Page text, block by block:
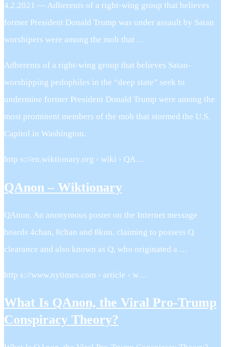
4.2.2021 — Adherents of a right-wing group that believes
former President Donald Trump was under assault by Satan
worshipers were among the mob that …
Adherents of a right-wing group that believes Satan-
worshipping pedophiles in the “deep state” seek to
undermine former President Donald Trump were among the
most prominent members of the mob that stormed the U.S.
Capitol in Washington.
http s://en.wiktionary.org › wiki › QA…
QAnon – Wiktionary
QAnon. An anonymous poster on the Internet message
boards 4chan, 8chan and 8kun, claiming to possess Q
clearance and also known as Q, who originated a …
http s://www.nytimes.com › article › w…
What Is QAnon, the Viral Pro-Trump
Conspiracy Theory?